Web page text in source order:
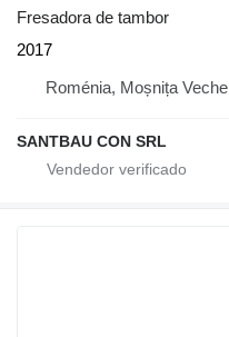
Fresadora de tambor
2017
Roménia, Moșnița Veche
SANTBAU CON SRL